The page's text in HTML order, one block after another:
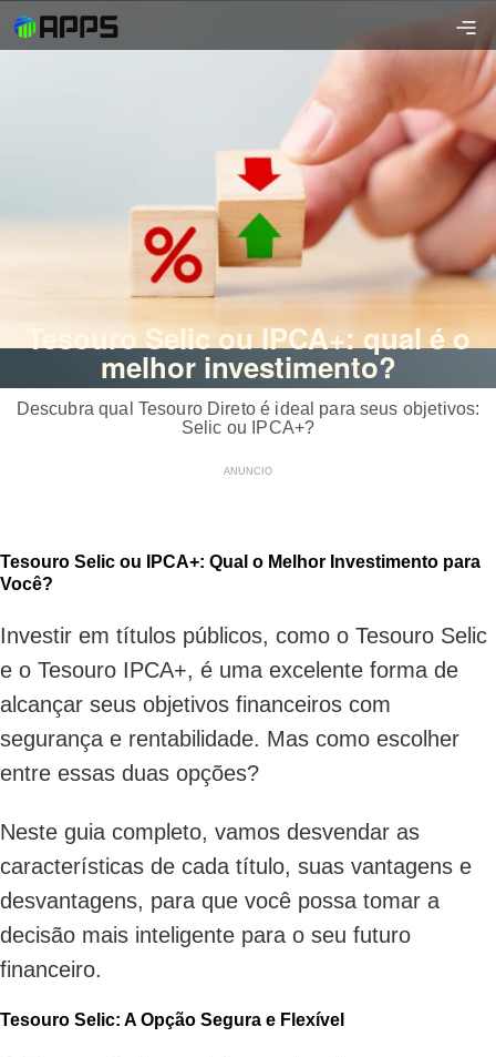
Tesouro Selic ou IPCA+: qual é o
melhor investimento?
Descubra qual Tesouro Direto é ideal para seus objetivos:
Selic ou IPCA+?
ANUNCIO
Tesouro Selic ou IPCA+: Qual o Melhor Investimento para
Você?
Investir em títulos públicos, como o Tesouro Selic
e o Tesouro IPCA+, é uma excelente forma de
alcançar seus objetivos financeiros com
segurança e rentabilidade. Mas como escolher
entre essas duas opções?
Neste guia completo, vamos desvendar as
características de cada título, suas vantagens e
desvantagens, para que você possa tomar a
decisão mais inteligente para o seu futuro
financeiro.
Tesouro Selic: A Opção Segura e Flexível